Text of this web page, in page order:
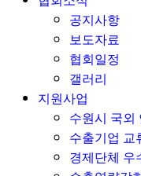
공지사항
보도자료
협회일정
갤러리
지원사업
수원시 국외
수출기업 교
경제단체 우